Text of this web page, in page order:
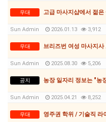
우대 고급 마사지샵에서 젊
Sun Admin 2026.01.13 3,912
우대 브리즈번 여성 마사지사
Sun Admin 2025.08.30 5,206
공지 농장 일자리 정보는 "농
Sun Admin 2025.04.21 8,252
우대 영주권 학위 / 기술직 라이센스 최소2주